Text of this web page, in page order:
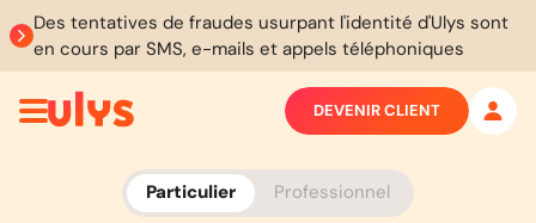
Des tentatives de fraudes usurpant l'identité d'Ulys sont
en cours par SMS, e-mails et appels téléphoniques
Particulier Professionnel
DEVENIR CLIENT